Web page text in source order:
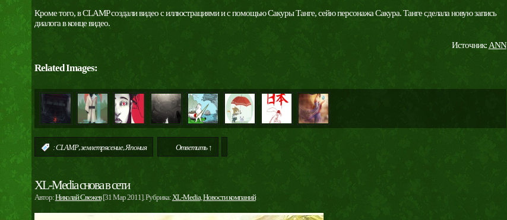
Кроме того, в CLAMP создали видео с иллюстрациями и с помощью Сакуры Танге, сейю персонажа Сакура. Танге сделала новую запись
диалога в конце видео.
Источник: ANN
Related Images:
:CLAMP,землетрясение,Япония Ответить ↑
XL-Media снова в сети
Автор:Николай Свежев[31 Мар 2011]. Рубрика:XL-Media,Новости компаний